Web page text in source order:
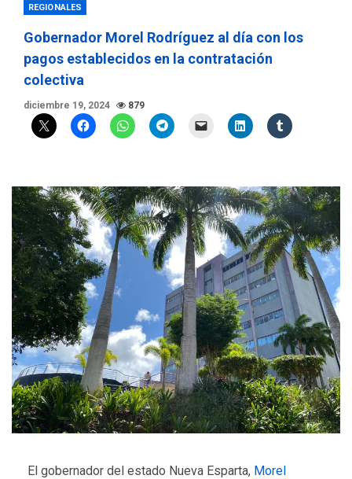
REGIONALES
Gobernador Morel Rodríguez al día con los
pagos establecidos en la contratación
colectiva
diciembre 19, 2024 879
El gobernador del estado Nueva Esparta, Morel